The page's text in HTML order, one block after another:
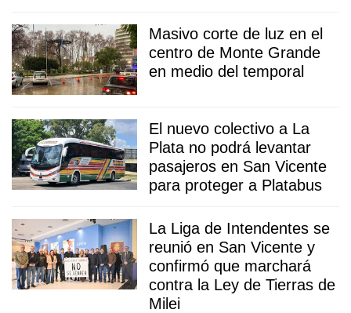
Masivo corte de luz en el
centro de Monte Grande
en medio del temporal
El nuevo colectivo a La
Plata no podrá levantar
pasajeros en San Vicente
para proteger a Platabus
La Liga de Intendentes se
reunió en San Vicente y
confirmó que marchará
contra la Ley de Tierras de
Milei